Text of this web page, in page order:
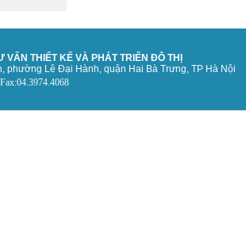
VẤN THIẾT KẾ VÀ PHÁT TRIỂN ĐÔ THỊ
phường Lê Đại Hành, quận Hai Bà Trưng, TP Hà Nội